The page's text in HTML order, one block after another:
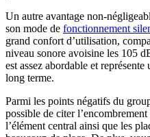
Un autre avantage non-
son mode de fonctionnement
grand confort d’utilisation,
niveau sonore avoisine les 105
est assez abordable et
long terme.
Parmi les points négatifs du
possible de citer
l’élément central ainsi que les